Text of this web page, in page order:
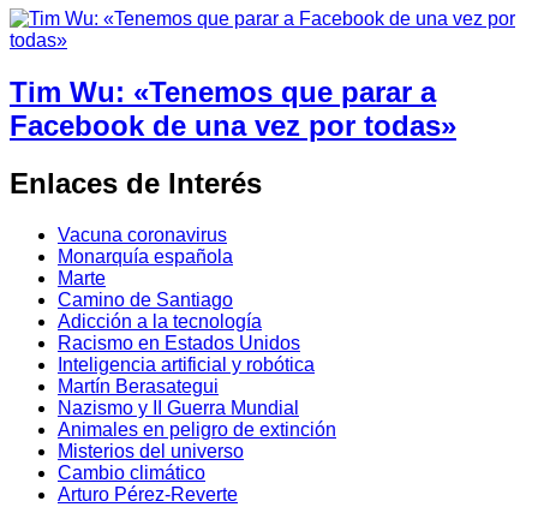
Tim Wu: «Tenemos que parar a
Facebook de una vez por todas»
Enlaces de Interés
Vacuna coronavirus
Monarquía española
Marte
Camino de Santiago
Adicción a la tecnología
Racismo en Estados Unidos
Inteligencia artificial y robótica
Martín Berasategui
Nazismo y II Guerra Mundial
Animales en peligro de extinción
Misterios del universo
Cambio climático
Arturo Pérez-Reverte